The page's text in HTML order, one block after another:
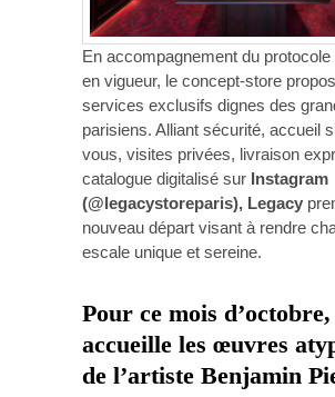
En accompagnement du protocole
en vigueur, le concept-store
services exclusifs dignes des
parisiens. Alliant sécurité, accueil
vous, visites privées, livraison
catalogue digitalisé sur Instagram
(@legacystoreparis), Legacy
nouveau départ visant à rendre
escale unique et sereine.
Pour ce mois d’octobre,
accueille les œuvres
de l’artiste Benjamin